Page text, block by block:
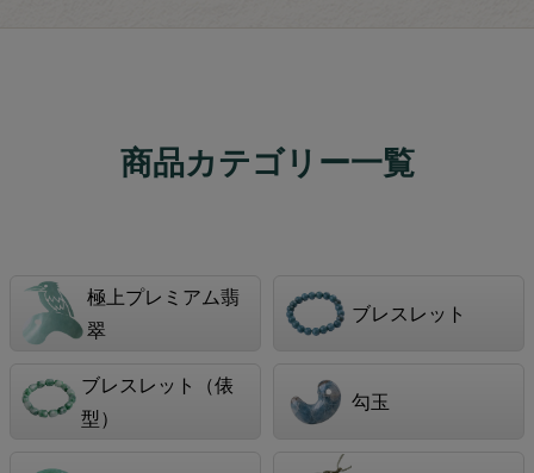
商品カテゴリー一覧
極上プレミアム翡
翠
ブレスレット
ブレスレット（俵
型）
勾玉